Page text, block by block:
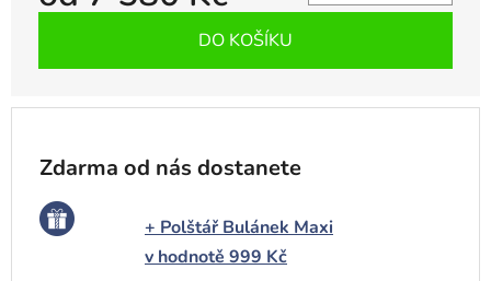
DO KOŠÍKU
Zdarma od nás dostanete
+ Polštář Bulánek Maxi
v hodnotě 999 Kč